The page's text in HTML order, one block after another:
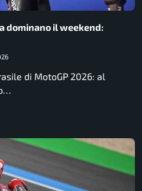
dominano il weekend:
di MotoGP 2026: al